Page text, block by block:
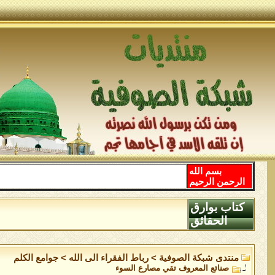
بسم الله
الرحمن الرحيم
كتاب بوارق
الحقائق
منتدى شبكة الصوفية >رباط الفقراء الى الله >جوامع الكلم
صنائع المعروف تقي مصارع السوء